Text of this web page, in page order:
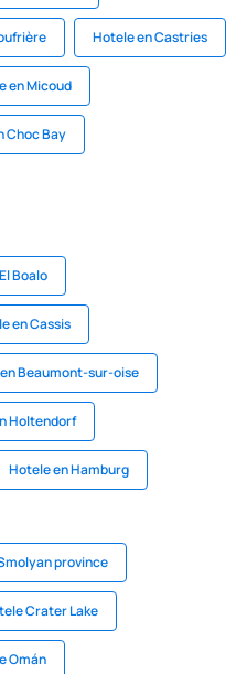
Hotele en Castries
en Micoud
Choc Bay
Boalo
en Cassis
Beaumont-sur-oise
Holtendorf
Hotele en Hamburg
province
Crater Lake
Omán